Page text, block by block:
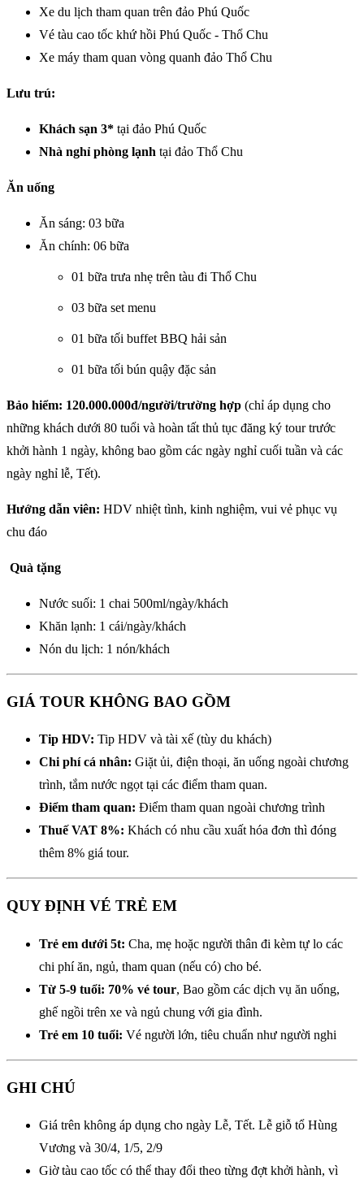
Xe du lịch tham quan trên đảo Phú Quốc
Vé tàu cao tốc khứ hồi Phú Quốc - Thổ Chu
Xe máy tham quan vòng quanh đảo Thổ Chu
Lưu trú:
Khách sạn 3* tại đảo Phú Quốc
Nhà nghỉ phòng lạnh tại đảo Thổ Chu
Ăn uống
Ăn sáng: 03 bữa
Ăn chính: 06 bữa
01 bữa trưa nhẹ trên tàu đi Thổ Chu
03 bữa set menu
01 bữa tối buffet BBQ hải sản
01 bữa tối bún quậy đặc sản
Bảo hiểm: 120.000.000đ/người/trường hợp (chỉ áp dụng cho
những khách dưới 80 tuổi và hoàn tất thủ tục đăng ký tour trước
khởi hành 1 ngày, không bao gồm các ngày nghỉ cuối tuần và các
ngày nghỉ lễ, Tết).
Hướng dẫn viên: HDV nhiệt tình, kinh nghiệm, vui vẻ phục vụ
chu đáo
Quà tặng
Nước suối: 1 chai 500ml/ngày/khách
Khăn lạnh: 1 cái/ngày/khách
Nón du lịch: 1 nón/khách
GIÁ TOUR KHÔNG BAO GỒM
Tip HDV: Tip HDV và tài xế (tùy du khách)
Chi phí cá nhân: Giặt ủi, điện thoại, ăn uống ngoài chương
trình, tắm nước ngọt tại các điểm tham quan.
Điểm tham quan: Điểm tham quan ngoài chương trình
Thuế VAT 8%: Khách có nhu cầu xuất hóa đơn thì đóng
thêm 8% giá tour.
QUY ĐỊNH VÉ TRẺ EM
Trẻ em dưới 5t: Cha, mẹ hoặc người thân đi kèm tự lo các
chi phí ăn, ngủ, tham quan (nếu có) cho bé.
Từ 5-9 tuổi: 70% vé tour, Bao gồm các dịch vụ ăn uống,
ghế ngồi trên xe và ngủ chung với gia đình.
Trẻ em 10 tuổi: Vé người lớn, tiêu chuẩn như người nghi
GHI CHÚ
Giá trên không áp dụng cho ngày Lễ, Tết. Lễ giỗ tổ Hùng
Vương và 30/4, 1/5, 2/9
Giờ tàu cao tốc có thể thay đổi theo từng đợt khởi hành, vì